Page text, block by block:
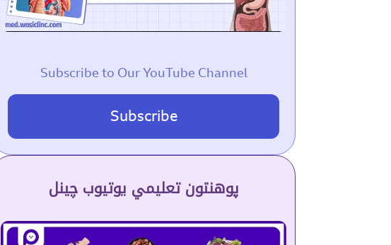
Subscribe to Our YouTube Channel
Subscribe
پوهنتون تعلیمي یوتیوب چینل